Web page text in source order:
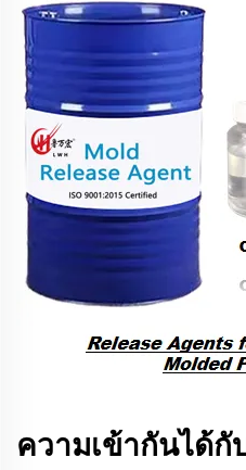
ความเข้ากันได้